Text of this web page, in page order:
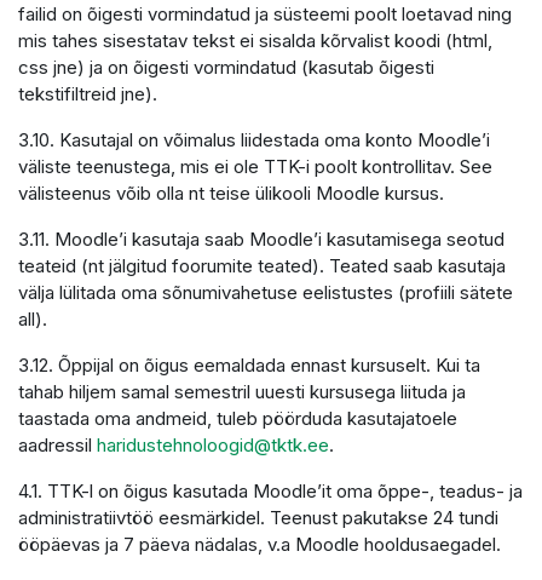
failid on õigesti vormindatud ja süsteemi poolt loetavad ning
mis tahes sisestatav tekst ei sisalda kõrvalist koodi (html,
css jne) ja on õigesti vormindatud (kasutab õigesti
tekstifiltreid jne).
3.10. Kasutajal on võimalus liidestada oma konto Moodle’i
väliste teenustega, mis ei ole TTK-i poolt kontrollitav. See
välisteenus võib olla nt teise ülikooli Moodle kursus.
3.11. Moodle’i kasutaja saab Moodle’i kasutamisega seotud
teateid (nt jälgitud foorumite teated). Teated saab kasutaja
välja lülitada oma sõnumivahetuse eelistustes (profiili sätete
all).
3.12. Õppijal on õigus eemaldada ennast kursuselt. Kui ta
tahab hiljem samal semestril uuesti kursusega liituda ja
taastada oma andmeid, tuleb pöörduda kasutajatoele
aadressil haridustehnoloogid@tktk.ee.
4.1. TTK-l on õigus kasutada Moodle’it oma õppe-, teadus- ja
administratiivtöö eesmärkidel. Teenust pakutakse 24 tundi
ööpäevas ja 7 päeva nädalas, v.a Moodle hooldusaegadel.